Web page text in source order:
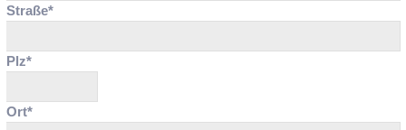
Straße*
Plz*
Ort*